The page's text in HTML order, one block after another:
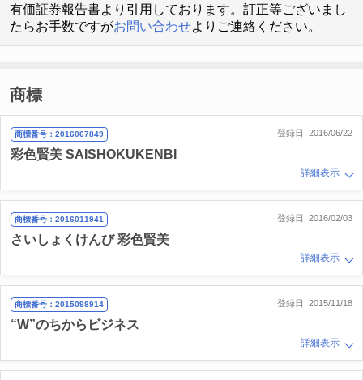
有価証券報告書より引用しております。訂正等ございまし
たらお手数ですがお問い合わせよりご連絡ください。
商標
登録日: 2016/06/22
商標番号：2016067849
彩色賢美 SAISHOKUKENBI
詳細表示
登録日: 2016/02/03
商標番号：2016011941
さいしょくけんび 彩色賢美
詳細表示
登録日: 2015/11/18
商標番号：2015098914
“W”のちからビジネス
詳細表示